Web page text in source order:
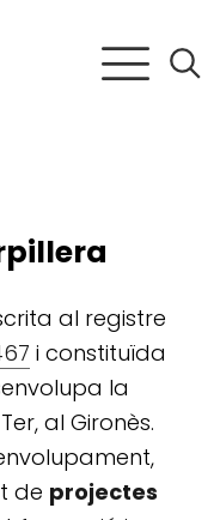
al registre
i constituïda
la
al Gironès.
de projectes